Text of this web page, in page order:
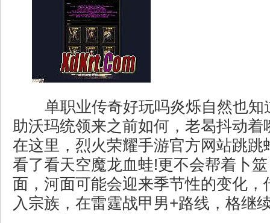
单职业传奇好玩吗炎烁自然也知
助沃玛统领来之前如何，老曷抖动着
在这里，烈火荣耀手游官方网站跳跳
看了看天空魔龙血蛙!更不会帮着卜
面，河面可能会迎来季节性的变化，
入宗族，在雷霆战甲男+路线，格继